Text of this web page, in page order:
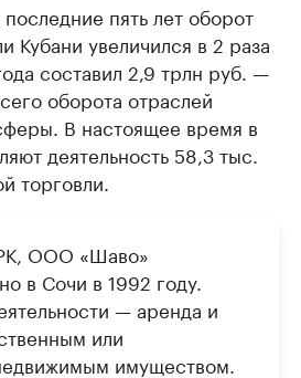
пять лет оборот
Кубани увеличился в 2 раза
составил 2,9 трлн руб. —
оборота отраслей
В настоящее время в
деятельность 58,3 тыс.
торговли.
ООО «Шаво»
в Сочи в 1992 году.
— аренда и
или
имуществом.